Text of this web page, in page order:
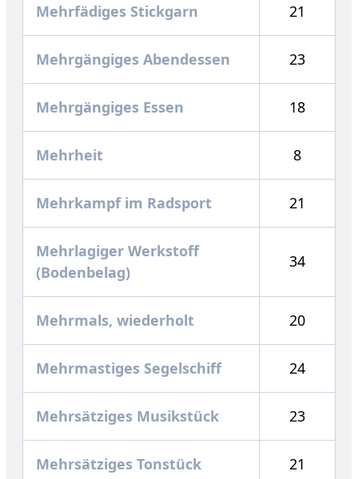
Mehrfädiges Stickgarn 21
Mehrgängiges Abendessen 23
Mehrgängiges Essen 18
Mehrheit 8
Mehrkampf im Radsport 21
Mehrlagiger Werkstoff
(Bodenbelag)
34
Mehrmals, wiederholt 20
Mehrmastiges Segelschiff 24
Mehrsätziges Musikstück 23
Mehrsätziges Tonstück 21